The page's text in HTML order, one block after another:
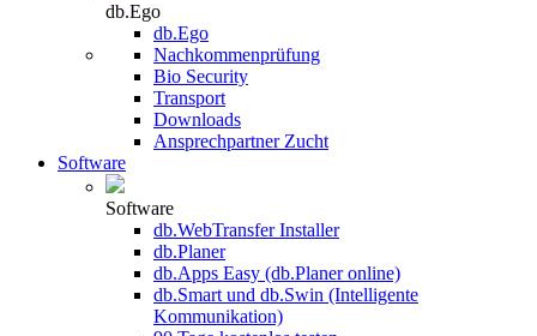
db.Ego
db.Ego
Nachkommenprüfung
Bio Security
Transport
Downloads
Ansprechpartner Zucht
Software
Software
db.WebTransfer Installer
db.Planer
db.Apps Easy (db.Planer online)
db.Smart und db.Swin (Intelligente
Kommunikation)